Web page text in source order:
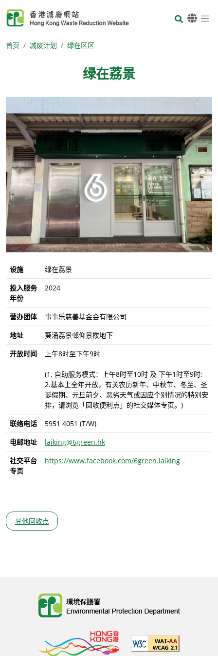
Body
首页 减废计划 绿在区区
绿在荔景
设施
绿在荔景
投入服务
年份
2024
营办团体
事事乐慈善基金会有限公司
地址
葵涌荔景邨仰景楼地下
开放时间
上午8时至下午9时
(1. 自助服务模式：上午8时至10时 及 下午1时至9时;
2.基本上全年开放，有关农历新年、中秋节、冬至、圣
诞假期、元旦前夕、恶劣天气或因应个别情况的特别安
排，请浏览「回收便利点」的社交媒体专页。)
联络电话
5951 4051 (T/W)
电邮地址
laiking@6green.hk
社交平台
专页
https://www.facebook.com/6green.laiking
其他回收点